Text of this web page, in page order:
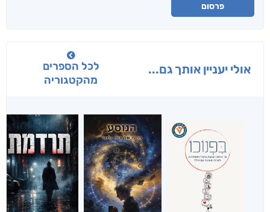
פרסום
אולי יעניין אותך גם...
לכל הספרים
מהקטגוריה